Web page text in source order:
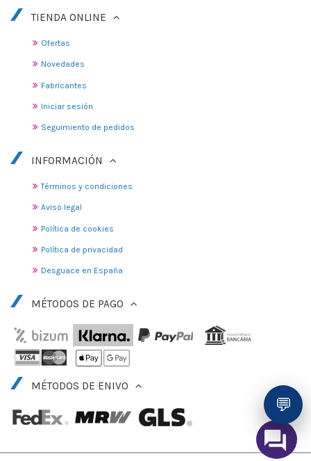
TIENDA ONLINE
Ofertas
Novedades
Fabricantes
Iniciar sesión
Seguimiento de pedidos
INFORMACIÓN
Términos y condiciones
Aviso legal
Política de cookies
Política de privacidad
Desguace en España
MÉTODOS DE PAGO
MÉTODOS DE ENIVO
💬